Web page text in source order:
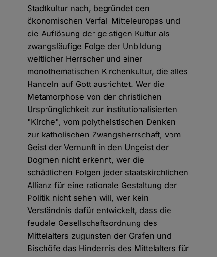
Stadtkultur nach, begründet den
ökonomischen Verfall Mitteleuropas und
die Auflösung der geistigen Kultur als
zwangsläufige Folge der Unbildung
weltlicher Herrscher und einer
monothematischen Kirchenkultur, die alles
Handeln auf Gott ausrichtet. Wer die
Metamorphose von der christlichen
Ursprünglichkeit zur institutionalisierten
"Kirche", vom polytheistischen Denken
zur katholischen Zwangsherrschaft, vom
Geist der Vernunft in den Ungeist der
Dogmen nicht erkennt, wer die
schädlichen Folgen jeder staatskirchlichen
Allianz für eine rationale Gestaltung der
Politik nicht sehen will, wer kein
Verständnis dafür entwickelt, dass die
feudale Gesellschaftsordnung des
Mittelalters zugunsten der Grafen und
Bischöfe das Hindernis des Mittelalters für